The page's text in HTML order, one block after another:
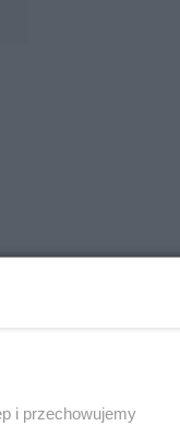
i przechowujemy